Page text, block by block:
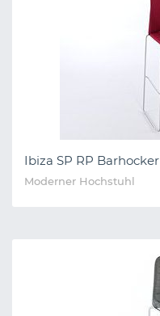
Ibiza SP RP Barhocker
Moderner Hochstuhl